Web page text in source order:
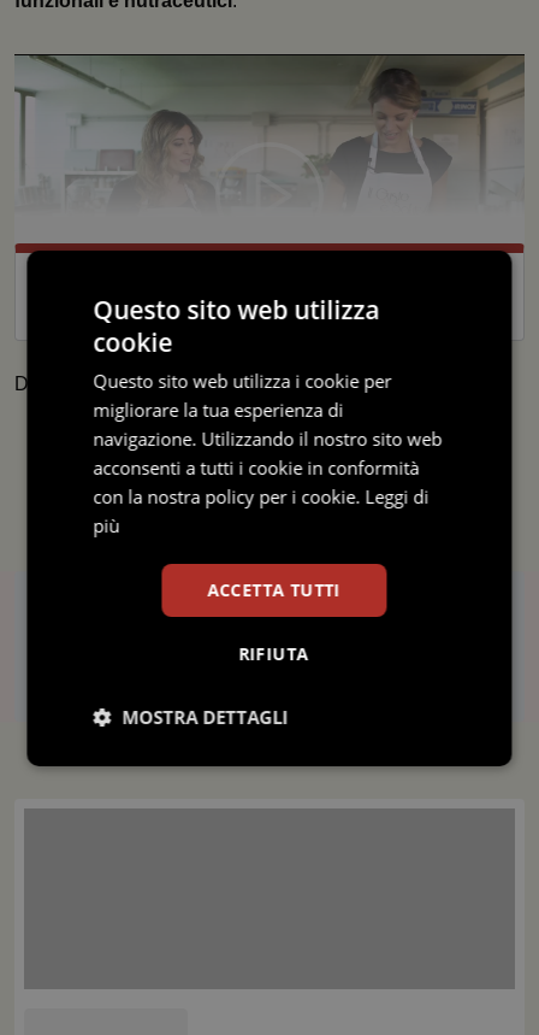
Di:
Dettagli del Corso
Gli ultimi Film Formazione
Vincere le dipendenze con la medicina cinese: guarda il
Il film formazione ha l’obiettivo di fornire la conoscenza dei principi
Guarda il film formazione "Storage" sui disturbi dello
Interagire con il paziente sordo in situazione normale e
Questo sito web utilizza
cookie
Questo sito web utilizza i cookie per
migliorare la tua esperienza di
navigazione. Utilizzando il nostro sito web
acconsenti a tutti i cookie in conformità
con la nostra policy per i cookie. Leggi di
più
ACCETTA TUTTI
RIFIUTA
MOSTRA DETTAGLI
Necessari Statistici Marketing